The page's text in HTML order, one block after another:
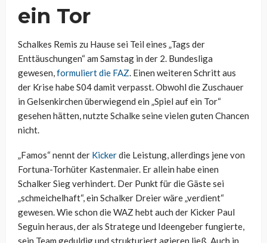
ein Tor
Schalkes Remis zu Hause sei Teil eines „Tags der
Enttäuschungen“ am Samstag in der 2. Bundesliga
gewesen,formuliert die FAZ. Einen weiteren Schritt aus
der Krise habe S04 damit verpasst. Obwohl die Zuschauer
in Gelsenkirchen überwiegend ein „Spiel auf ein Tor“
gesehen hätten, nutzte Schalke seine vielen guten Chancen
nicht.
„Famos“ nennt der Kickerdie Leistung, allerdings jene von
Fortuna-Torhüter Kastenmaier. Er allein habe einen
Schalker Sieg verhindert. Der Punkt für die Gäste sei
„schmeichelhaft“, ein Schalker Dreier wäre „verdient“
gewesen. Wie schon die WAZ hebt auch der Kicker Paul
Seguin heraus, der als Stratege und Ideengeber fungierte,
sein Team geduldig und strukturiert agieren ließ. Auch in